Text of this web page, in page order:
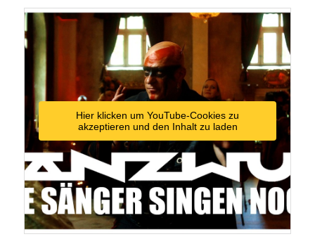
Hier klicken um YouTube-Cookies zu
akzeptieren und den Inhalt zu laden